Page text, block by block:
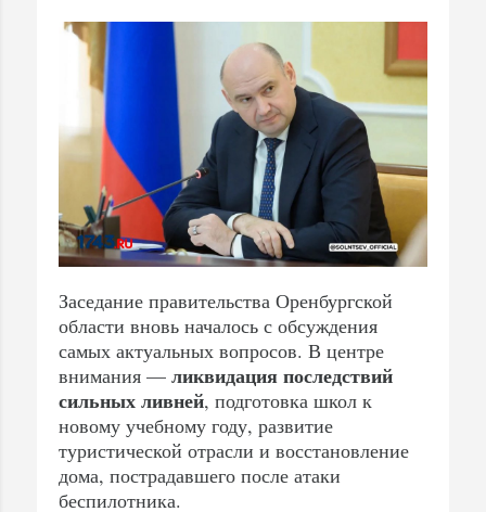
Заседание правительства Оренбургской
области вновь началось с обсуждения
самых актуальных вопросов. В центре
внимания — ликвидация последствий
сильных ливней, подготовка школ к
новому учебному году, развитие
туристической отрасли и восстановление
дома, пострадавшего после атаки
беспилотника.